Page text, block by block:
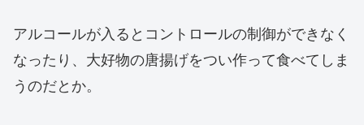
アルコールが入るとコントロールの制御ができなく
なったり、大好物の唐揚げをつい作って食べてしま
うのだとか。